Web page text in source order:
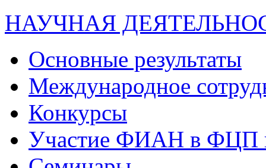
НАУЧНАЯ
Основные результаты
Международное
Конкурсы
Участие ФИАН в ФЦП